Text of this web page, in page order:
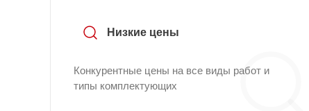
Низкие цены
Конкурентные цены на все виды работ и
типы комплектующих